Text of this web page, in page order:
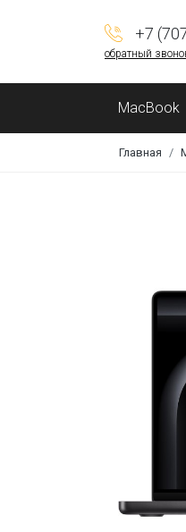
+7
обратный
MacBook
Главная